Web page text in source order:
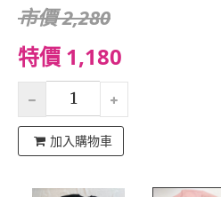
市價 2,280
特價 1,180
加入購物車